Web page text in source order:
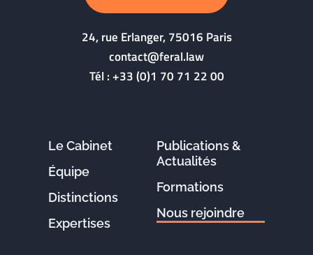
24, rue Erlanger, 75016 Paris
contact@feral.law
Tél :+33 (0)1 70 71 22 00
Le Cabinet
Équipe
Distinctions
Expertises
Publications &
Actualités
Formations
Nous rejoindre